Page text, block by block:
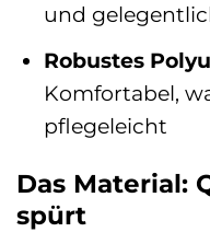
und
Robustes
Komfortabel,
pflegeleicht
Das Material:
spürt